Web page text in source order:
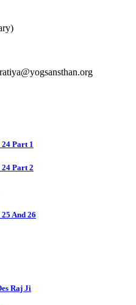
24 Part 1
24 Part 2
And 26
Raj Ji